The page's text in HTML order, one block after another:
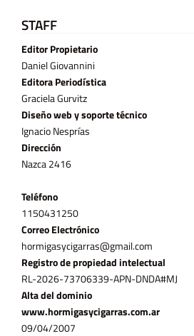
STAFF
Editor Propietario
Daniel Giovannini
Editora Periodística
Graciela Gurvitz
Diseño web y soporte técnico
Ignacio Nesprías
Dirección
Nazca 2416
Teléfono
11­50431250
Correo Electrónico
hormigasycigarras@gmail.com
Registro de propiedad intelectual
RL-2026-73706339-APN-DNDA#MJ
Alta del dominio
www.hormigasycigarras.com.ar
09/04/2007